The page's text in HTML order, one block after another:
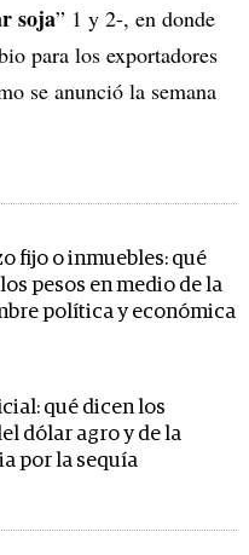
soja” 1 y 2-, en donde
para los exportadores
se anunció la semana
fijo o inmuebles: qué
pesos en medio de la
política y económica
qué dicen los
dólar agro y de la
por la sequía